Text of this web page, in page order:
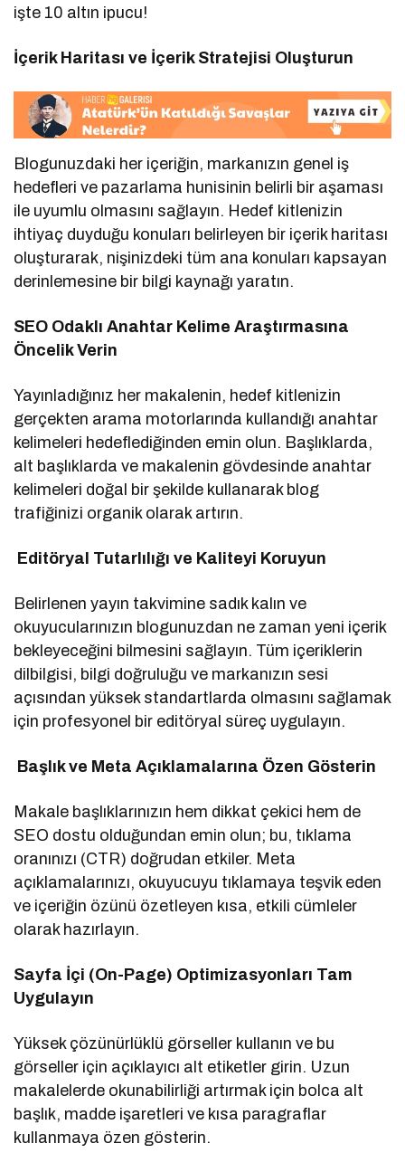
işte 10 altın ipucu!
İçerik Haritası ve İçerik Stratejisi Oluşturun
Blogunuzdaki her içeriğin, markanızın genel iş
hedefleri ve pazarlama hunisinin belirli bir aşaması
ile uyumlu olmasını sağlayın. Hedef kitlenizin
ihtiyaç duyduğu konuları belirleyen bir içerik haritası
oluşturarak, nişinizdeki tüm ana konuları kapsayan
derinlemesine bir bilgi kaynağı yaratın.
SEO Odaklı Anahtar Kelime Araştırmasına
Öncelik Verin
Yayınladığınız her makalenin, hedef kitlenizin
gerçekten arama motorlarında kullandığı anahtar
kelimeleri hedeflediğinden emin olun. Başlıklarda,
alt başlıklarda ve makalenin gövdesinde anahtar
kelimeleri doğal bir şekilde kullanarak blog
trafiğinizi organik olarak artırın.
Editöryal Tutarlılığı ve Kaliteyi Koruyun
Belirlenen yayın takvimine sadık kalın ve
okuyucularınızın blogunuzdan ne zaman yeni içerik
bekleyeceğini bilmesini sağlayın. Tüm içeriklerin
dilbilgisi, bilgi doğruluğu ve markanızın sesi
açısından yüksek standartlarda olmasını sağlamak
için profesyonel bir editöryal süreç uygulayın.
Başlık ve Meta Açıklamalarına Özen Gösterin
Makale başlıklarınızın hem dikkat çekici hem de
SEO dostu olduğundan emin olun; bu, tıklama
oranınızı (CTR) doğrudan etkiler. Meta
açıklamalarınızı, okuyucuyu tıklamaya teşvik eden
ve içeriğin özünü özetleyen kısa, etkili cümleler
olarak hazırlayın.
Sayfa İçi (On-Page) Optimizasyonları Tam
Uygulayın
Yüksek çözünürlüklü görseller kullanın ve bu
görseller için açıklayıcı alt etiketler girin. Uzun
makalelerde okunabilirliği artırmak için bolca alt
başlık, madde işaretleri ve kısa paragraflar
kullanmaya özen gösterin.